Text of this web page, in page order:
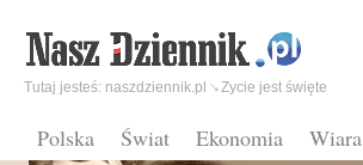
Polska Świat Ekonomia Wiara
Tutaj jesteś: naszdziennik.pl Zycie jest święte